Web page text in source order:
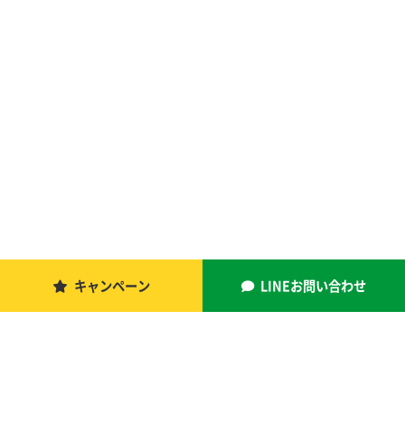
キャンペーン LINEお問い合わせ